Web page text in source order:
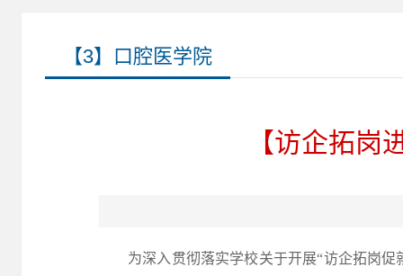
【3】口腔医学院
【访企拓岗
为深入贯彻落实学校关于开展“访企拓岗促